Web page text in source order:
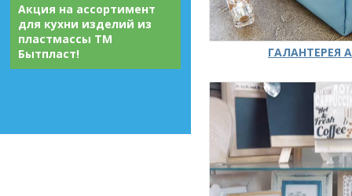
Акция на ассортимент
для кухни изделий из
пластмассы ТМ
Бытпласт!
ГАЛАНТЕРЕЯ